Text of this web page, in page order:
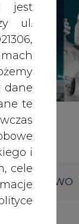
jest
ul.
dane
te
i
cele